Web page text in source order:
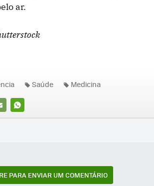
ar.
WHATSAPP
Saúde Medicina
PARA ENVIAR UM COMENTÁRIO